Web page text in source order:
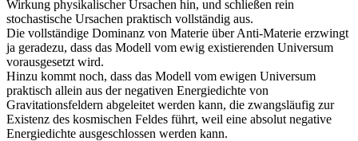
Wirkung physikalischer Ursachen hin, und schließen rein
stochastische Ursachen praktisch vollständig aus.
Die vollständige Dominanz von Materie über Anti-Materie erzwingt
ja geradezu, dass das Modell vom ewig existierenden Universum
vorausgesetzt wird.
Hinzu kommt noch, dass das Modell vom ewigen Universum
praktisch allein aus der negativen Energiedichte von
Gravitationsfeldern abgeleitet werden kann, die zwangsläufig zur
Existenz des kosmischen Feldes führt, weil eine absolut negative
Energiedichte ausgeschlossen werden kann.